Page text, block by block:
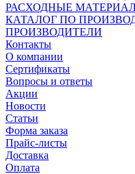
РАСХОДНЫЕ
КАТАЛОГ ПО
ПРОИЗВОДИТЕЛИ
Контакты
О компании
Сертификаты
Вопросы и ответы
Акции
Новости
Статьи
Форма заказа
Прайс-листы
Доставка
Оплата